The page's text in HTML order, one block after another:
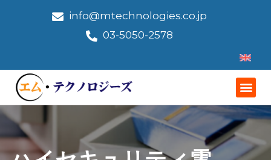
info@mtechnologies.co.jp
03-5050-2578